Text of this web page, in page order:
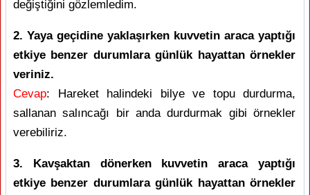
değiştiğini gözlemledim.
2. Yaya geçidine yaklaşırken kuvvetin araca yaptığı
etkiye benzer durumlara günlük hayattan örnekler
veriniz.
Cevap: Hareket halindeki bilye ve topu durdurma,
sallanan salıncağı bir anda durdurmak gibi örnekler
verebiliriz.
3. Kavşaktan dönerken kuvvetin araca yaptığı
etkiye benzer durumlara günlük hayattan örnekler